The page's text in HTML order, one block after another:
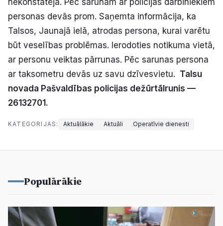
personas devās prom. Saņemta informācija, ka
Talsos, Jaunajā ielā, atrodas persona, kurai varētu
būt veselības problēmas. Ierodoties notikuma vietā,
ar personu veiktas pārrunas. Pēc sarunas persona
ar taksometru devās uz savu dzīvesvietu. Talsu
novada Pašvaldības policijas dežūrtālrunis —
26132701.
KATEGORIJAS: Aktuālākie Aktuāli Operatīvie dienesti
Populārākie